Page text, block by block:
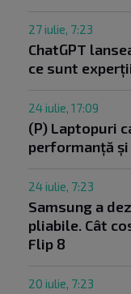
27 iulie, 7:23
ChatGPT
ce sunt
24 iulie, 17:09
(P) Laptopuri
performanță
24 iulie, 7:23
Samsung a
pliabile. Cât
Flip 8
20 iulie, 7:23